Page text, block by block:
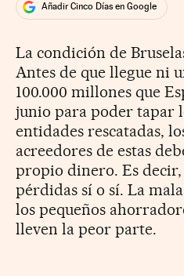
Añadir Cinco Días en Google
La condición de
Antes de que llegue ni
100.000 millones que
junio para poder tapar
entidades rescatadas,
acreedores de estas
propio dinero. Es
pérdidas sí o sí. La
los pequeños
lleven la peor parte.